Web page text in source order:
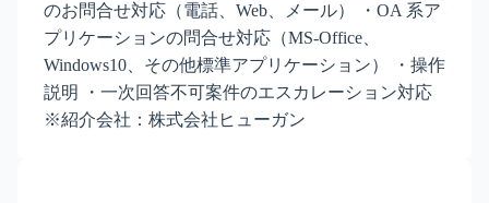
のお問合せ対応（電話、Web、メール） ・OA 系ア
プリケーションの問合せ対応（MS-Office、
Windows10、その他標準アプリケーション） ・操作
説明 ・一次回答不可案件のエスカレーション対応
※紹介会社：株式会社ヒューガン